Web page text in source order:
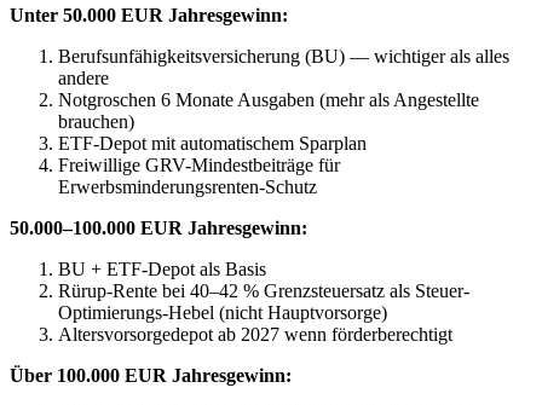
Unter 50.000 EUR Jahresgewinn:
Berufsunfähigkeitsversicherung (BU) — wichtiger als alles
andere
Notgroschen 6 Monate Ausgaben (mehr als Angestellte
brauchen)
ETF-Depot mit automatischem Sparplan
Freiwillige GRV-Mindestbeiträge für
Erwerbsminderungsrenten-Schutz
50.000–100.000 EUR Jahresgewinn:
BU + ETF-Depot als Basis
Rürup-Rente bei 40–42 % Grenzsteuersatz als Steuer-
Optimierungs-Hebel (nicht Hauptvorsorge)
Altersvorsorgedepot ab 2027 wenn förderberechtigt
Über 100.000 EUR Jahresgewinn: